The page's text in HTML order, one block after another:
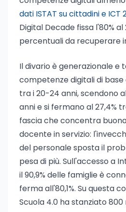
dati ISTAT su cittadini e ICT
Digital Decade fissa l'80%
percentuali da recuperare
Il divario è generazionale e
competenze digitali di base
tra i 20-24 anni, scendono
anni e si fermano al 27,4%
fascia che concentra
docente in servizio:
del personale sposta il
pesa di più. Sull'accesso a
il 90,9% delle famiglie è
ferma all'80,1%. Su questa
Scuola 4.0 ha stanziato 800